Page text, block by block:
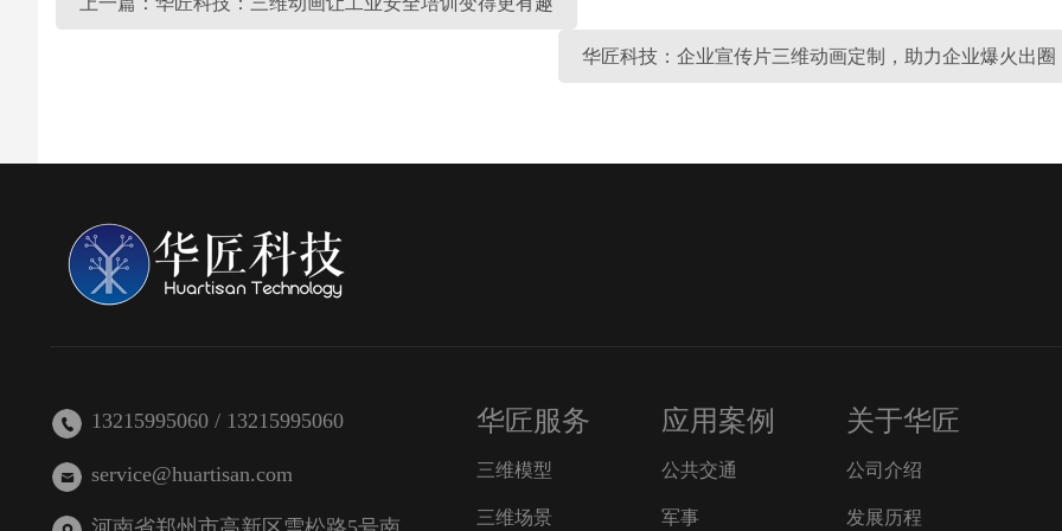
华匠科技：企业宣传片三维动画定制，助力企业爆火出圈
13215995060 / 13215995060
service@huartisan.com
华匠服务
三维模型
三维场景
应用案例
公共交通
军事
关于华匠
公司介绍
发展历程